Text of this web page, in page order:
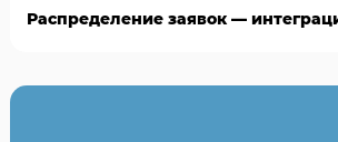
Распределение заявок —